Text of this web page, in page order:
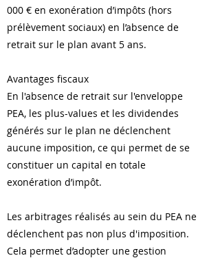
000 € en exonération d’impôts (hors
prélèvement sociaux) en l’absence de
retrait sur le plan avant 5 ans.
Avantages fiscaux
En l'absence de retrait sur l'enveloppe
PEA, les plus-values et les dividendes
générés sur le plan ne déclenchent
aucune imposition, ce qui permet de se
constituer un capital en totale
exonération d’impôt.
Les arbitrages réalisés au sein du PEA ne
déclenchent pas non plus d'imposition.
Cela permet d’adopter une gestion